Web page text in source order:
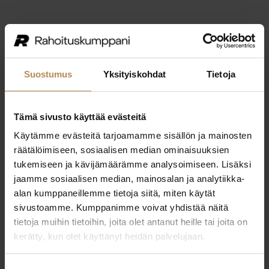
Suostumus Yksityiskohdat Tietoja
Tämä sivusto käyttää evästeitä
Käytämme evästeitä tarjoamamme sisällön ja mainosten
räätälöimiseen, sosiaalisen median ominaisuuksien
tukemiseen ja kävijämäärämme analysoimiseen. Lisäksi
jaamme sosiaalisen median, mainosalan ja analytiikka-
alan kumppaneillemme tietoja siitä, miten käytät
sivustoamme. Kumppanimme voivat yhdistää näitä
tietoja muihin tietoihin, joita olet antanut heille tai joita on
kerätty, kun olet käyttänyt heidän palvelujaan.
Application error: aclient-side exception has occurred while